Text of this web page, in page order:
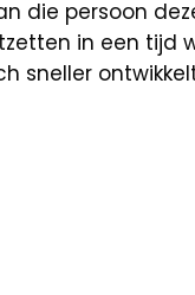
die persoon
in een tijd
sneller